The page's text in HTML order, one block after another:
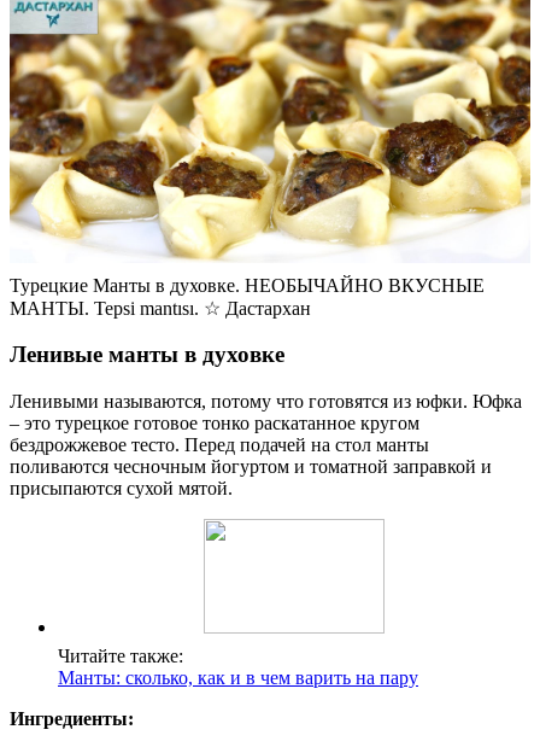
Турецкие Манты в духовке. НЕОБЫЧАЙНО ВКУСНЫЕ
МАНТЫ. Tepsi mantısı. ☆ Дастархан
Ленивые манты в духовке
Ленивыми называются, потому что готовятся из юфки. Юфка
– это турецкое готовое тонко раскатанное кругом
бездрожжевое тесто. Перед подачей на стол манты
поливаются чесночным йогуртом и томатной заправкой и
присыпаются сухой мятой.
Читайте также:
Манты: сколько, как и в чем варить на пару
Ингредиенты: